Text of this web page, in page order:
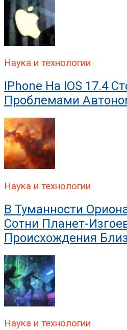
Наука и технологии
IPhone На IOS 17.4
Проблемами
Наука и технологии
В Туманности
Сотни Планет-
Происхождения
Наука и технологии